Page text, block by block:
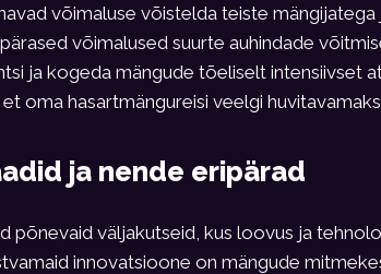
võimaluse võistelda teiste
võimalused suurte auhindade
ja kogeda mängude tõeliselt intensiivset
oma hasartmängureisi veelgi
ja nende eripärad
põnevaid väljakutseid, kus loovus ja
innovatsioone on mängude